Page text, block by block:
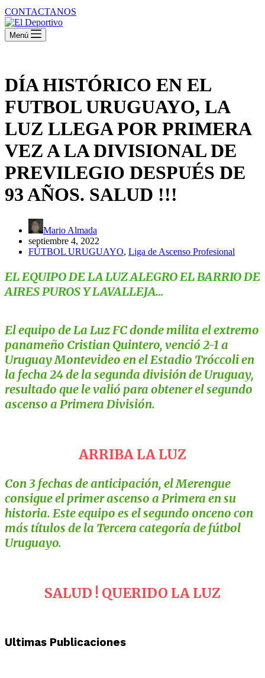
CONTACTANOS
Menú
DÍA HISTÓRICO EN EL
FUTBOL URUGUAYO, LA
LUZ LLEGA POR PRIMERA
VEZ A LA DIVISIONAL DE
PREVILEGIO DESPUÉS DE
93 AÑOS. SALUD !!!
Mario Almada
septiembre 4, 2022
FÚTBOL URUGUAYO, Liga de Ascenso Profesional
EL EQUIPO DE LA LUZ ALEGRO EL BARRIO DE
AIRES PUROS Y LAVALLEJA…
El equipo de La Luz FC donde milita el extremo
panameño Cristian Quintero, venció 2-1 a
Uruguay Montevideo en el Estadio Tróccoli en
la fecha 24 de la segunda división de Uruguay,
resultado que le valió para obtener el segundo
ascenso a Primera División.
ARRIBA LA LUZ
Con 3 fechas de anticipación, el Merengue
consigue el primer ascenso a Primera en su
historia. Este equipo es el segundo onceno con
más títulos de la Tercera categoría de fútbol
Uruguayo.
SALUD ! QUERIDO LA LUZ
Ultimas Publicaciones